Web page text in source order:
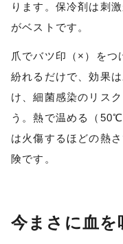
ります。保冷剤は刺
がベストです。
爪でバツ印（×）をつ
紛れるだけで、効果
け、細菌感染のリス
う。熱で温める（50℃
は火傷するほどの熱
険です。
今まさに血を